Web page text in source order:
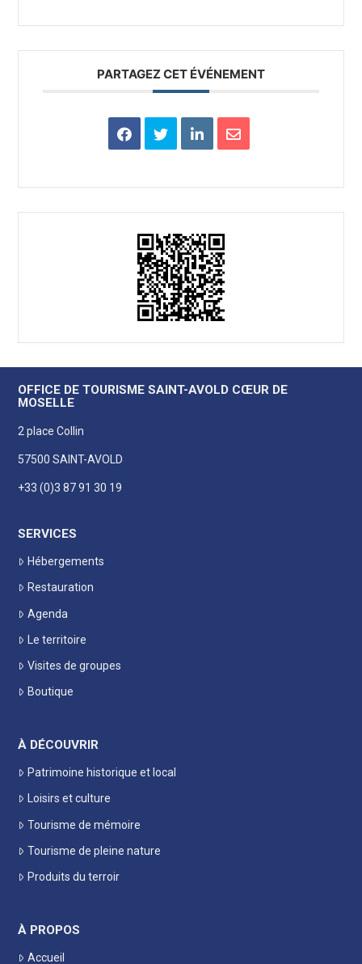
PARTAGEZ CET ÉVÉNEMENT
OFFICE DE TOURISME SAINT-AVOLD CŒUR DE
MOSELLE
2 place Collin
57500 SAINT-AVOLD
+33 (0)3 87 91 30 19
SERVICES
Hébergements
Restauration
Agenda
Le territoire
Visites de groupes
Boutique
À DÉCOUVRIR
Patrimoine historique et local
Loisirs et culture
Tourisme de mémoire
Tourisme de pleine nature
Produits du terroir
À PROPOS
Accueil